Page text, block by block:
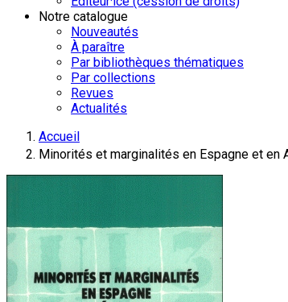
Notre catalogue
Nouveautés
À paraître
Par bibliothèques thématiques
Par collections
Revues
Actualités
Accueil
Minorités et marginalités en Espagne et en